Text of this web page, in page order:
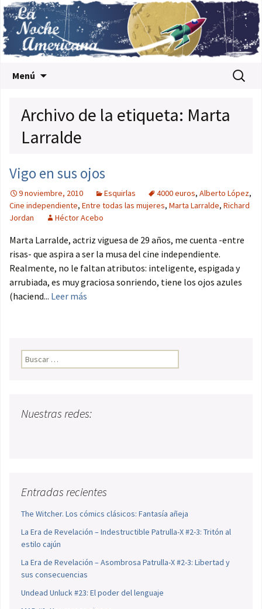
Menú Buscar:
Archivo de la etiqueta: Marta
Larralde
Vigo en sus ojos
9 noviembre, 2010 Esquirlas 4000 euros, Alberto López,
Cine independiente, Entre todas las mujeres, Marta Larralde, Richard
Jordan
Héctor Acebo
Marta Larralde, actriz viguesa de 29 años, me cuenta -entre
risas- que aspira a ser la musa del cine independiente.
Realmente, no le faltan atributos: inteligente, espigada y
arrubiada, es muy graciosa sonriendo, tiene los ojos azules
(haciend... Leer más
Buscar:
Nuestras redes:
Entradas recientes
The Witcher. Los cómics clásicos: Fantasía añeja
La Era de Revelación – Indestructible Patrulla-X #2-3: Tritón al
estilo cajún
La Era de Revelación – Asombrosa Patrulla-X #2-3: Libertad y
sus consecuencias
Undead Unluck #23: El poder del lenguaje